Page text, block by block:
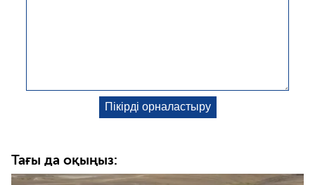
Тағы да оқыңыз: